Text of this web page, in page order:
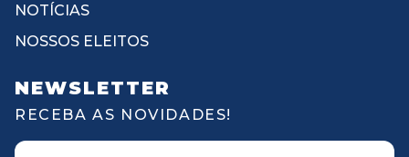
NOTÍCIAS
NOSSOS ELEITOS
NEWSLETTER
RECEBA AS NOVIDADES!